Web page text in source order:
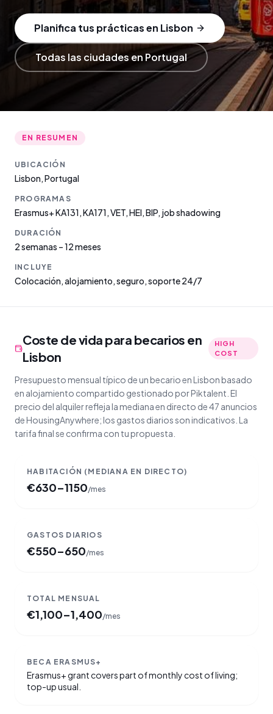
Planifica tus prácticas en Lisbon
Todas las ciudades en Portugal
EN RESUMEN
UBICACIÓN
Lisbon,Portugal
PROGRAMAS
Erasmus+ KA131, KA171, VET, HEI, BIP, job shadowing
DURACIÓN
2 semanas – 12 meses
INCLUYE
Colocación, alojamiento, seguro, soporte 24/7
Coste de vida para becarios en
Lisbon
HIGH
COST
Presupuesto mensual típico de un becario en Lisbon basado
en alojamiento compartido gestionado por Piktalent. El
precio del alquiler refleja la mediana en directo de 47 anuncios
de HousingAnywhere; los gastos diarios son indicativos. La
tarifa final se confirma con tu propuesta.
HABITACIÓN (MEDIANA EN DIRECTO)
€630–1150/mes
GASTOS DIARIOS
€550–650/mes
TOTAL MENSUAL
€1,100–1,400/mes
BECA ERASMUS+
Erasmus+ grant covers part of monthly cost of living;
top-up usual.